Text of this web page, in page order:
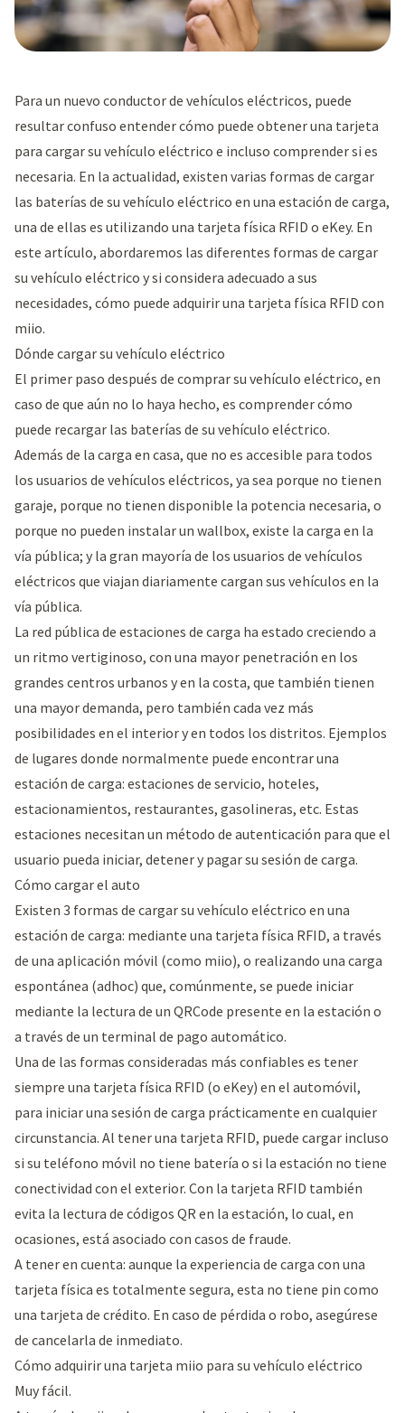
Para un nuevo conductor de vehículos eléctricos, puede
resultar confuso entender cómo puede obtener una tarjeta
para cargar su vehículo eléctrico e incluso comprender si es
necesaria. En la actualidad, existen varias formas de cargar
las baterías de su vehículo eléctrico en una estación de carga,
una de ellas es utilizando una tarjeta física RFID o eKey. En
este artículo, abordaremos las diferentes formas de cargar
su vehículo eléctrico y si considera adecuado a sus
necesidades, cómo puede adquirir una tarjeta física RFID con
miio.
Dónde cargar su vehículo eléctrico
El primer paso después de comprar su vehículo eléctrico, en
caso de que aún no lo haya hecho, es comprender cómo
puede recargar las baterías de su vehículo eléctrico.
Además de la carga en casa, que no es accesible para todos
los usuarios de vehículos eléctricos, ya sea porque no tienen
garaje, porque no tienen disponible la potencia necesaria, o
porque no pueden instalar un wallbox, existe la carga en la
vía pública; y la gran mayoría de los usuarios de vehículos
eléctricos que viajan diariamente cargan sus vehículos en la
vía pública.
La red pública de estaciones de carga ha estado creciendo a
un ritmo vertiginoso, con una mayor penetración en los
grandes centros urbanos y en la costa, que también tienen
una mayor demanda, pero también cada vez más
posibilidades en el interior y en todos los distritos. Ejemplos
de lugares donde normalmente puede encontrar una
estación de carga: estaciones de servicio, hoteles,
estacionamientos, restaurantes, gasolineras, etc. Estas
estaciones necesitan un método de autenticación para que el
usuario pueda iniciar, detener y pagar su sesión de carga.
Cómo cargar el auto
Existen 3 formas de cargar su vehículo eléctrico en una
estación de carga: mediante una tarjeta física RFID, a través
de una aplicación móvil (como miio), o realizando una carga
espontánea (adhoc) que, comúnmente, se puede iniciar
mediante la lectura de un QRCode presente en la estación o
a través de un terminal de pago automático.
Una de las formas consideradas más confiables es tener
siempre una tarjeta física RFID (o eKey) en el automóvil,
para iniciar una sesión de carga prácticamente en cualquier
circunstancia. Al tener una tarjeta RFID, puede cargar incluso
si su teléfono móvil no tiene batería o si la estación no tiene
conectividad con el exterior. Con la tarjeta RFID también
evita la lectura de códigos QR en la estación, lo cual, en
ocasiones, está asociado con casos de fraude.
A tener en cuenta: aunque la experiencia de carga con una
tarjeta física es totalmente segura, esta no tiene pin como
una tarjeta de crédito. En caso de pérdida o robo, asegúrese
de cancelarla de inmediato.
Cómo adquirir una tarjeta miio para su vehículo eléctrico
Muy fácil.